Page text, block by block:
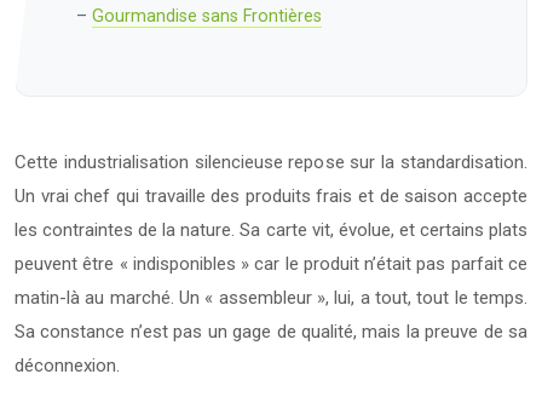
– Gourmandise sans Frontières
Cette industrialisation silencieuse repose sur la standardisation.
Un vrai chef qui travaille des produits frais et de saison accepte
les contraintes de la nature. Sa carte vit, évolue, et certains plats
peuvent être « indisponibles » car le produit n’était pas parfait ce
matin-là au marché. Un « assembleur », lui, a tout, tout le temps.
Sa constance n’est pas un gage de qualité, mais la preuve de sa
déconnexion.